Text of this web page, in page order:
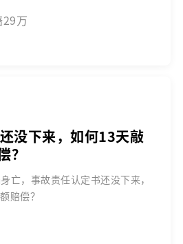
万
没下来，如何13天敲
？
亡，事故责任认定书还没下来，
赔偿？